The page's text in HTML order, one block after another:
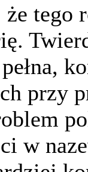
tego
przy
w